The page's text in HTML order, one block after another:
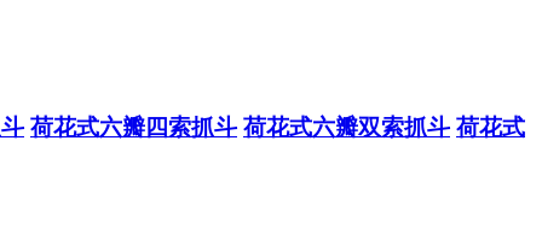
荷花式六瓣四索抓斗 荷花式六瓣双索抓斗 荷花式